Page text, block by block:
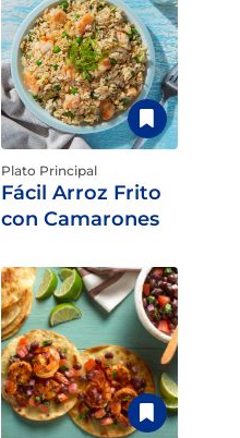
Plato Principal
Fácil Arroz Frito
con Camarones